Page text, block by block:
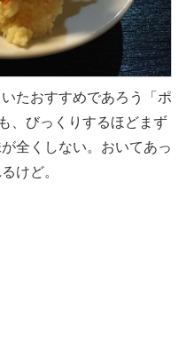
たおすすめであろう「ポ
、びっくりするほどまず
全くしない。おいてあっ
けど。